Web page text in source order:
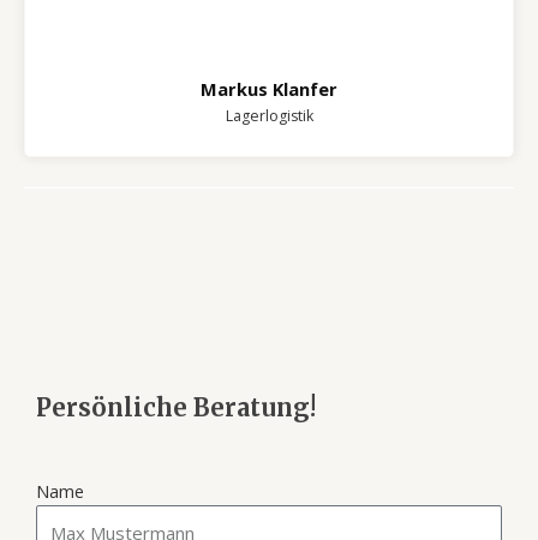
Markus Klanfer
Lagerlogistik
Persönliche Beratung!
Name